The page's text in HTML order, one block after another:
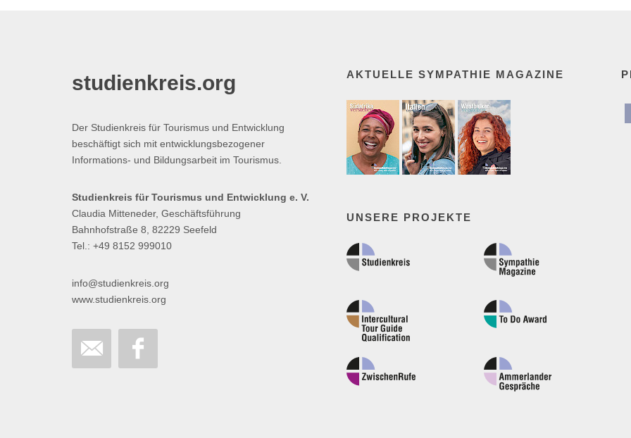
studienkreis.org
Der Studienkreis für Tourismus und Entwicklung
beschäftigt sich mit entwicklungsbezogener
Informations- und Bildungsarbeit im Tourismus.
Studienkreis für Tourismus und Entwicklung e. V.
Claudia Mitteneder, Geschäftsführung
Bahnhofstraße 8, 82229 Seefeld
Tel.: +49 8152 999010
info@studienkreis.org
www.studienkreis.org
AKTUELLE SYMPATHIE MAGAZINE
UNSERE PROJEKTE